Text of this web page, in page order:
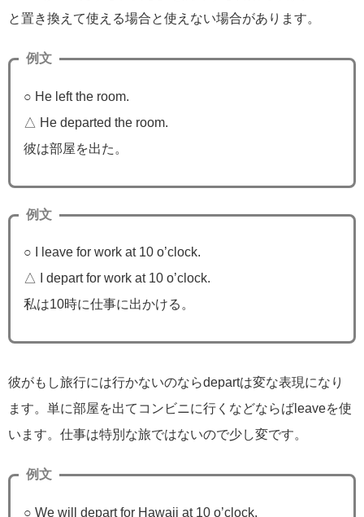
と置き換えて使える場合と使えない場合があります。
例文
○ He left the room.
△ He departed the room.
彼は部屋を出た。
例文
○ I leave for work at 10 o’clock.
△ I depart for work at 10 o’clock.
私は10時に仕事に出かける。
彼がもし旅行には行かないのならdepartは変な表現になり
ます。単に部屋を出てコンビニに行くなどならばleaveを使
います。仕事は特別な旅ではないので少し変です。
例文
○ We will depart for Hawaii at 10 o’clock.